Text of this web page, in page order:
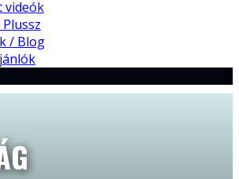
videók
/ Blog